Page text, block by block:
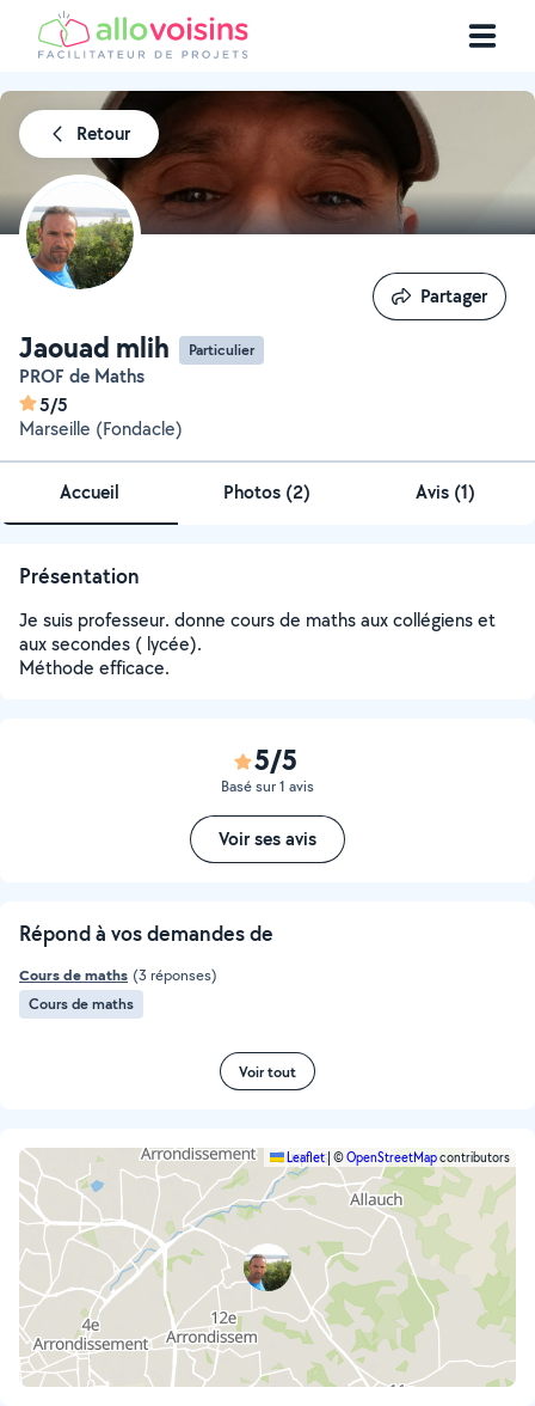
Retour
Jaouad mlih Particulier
PROF de Maths
5/5
Marseille (Fondacle)
Partager
Partager
Accueil Photos (2) Avis (1)
Présentation
Je suis professeur. donne cours de maths aux collégiens et
aux secondes ( lycée).
Méthode efficace.
5/5
Basé sur 1 avis
Voir ses avis
Répond à vos demandes de
Cours de maths (3 réponses)
Cours de maths
Voir tout
Leaflet| ©OpenStreetMapcontributors